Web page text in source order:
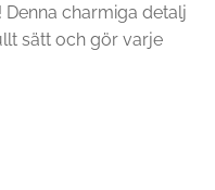
! Denna charmiga detalj
sätt och gör varje